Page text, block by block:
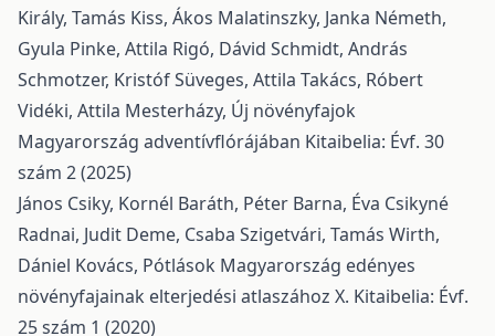
Király, Tamás Kiss, Ákos Malatinszky, Janka Németh,
Gyula Pinke, Attila Rigó, Dávid Schmidt, András
Schmotzer, Kristóf Süveges, Attila Takács, Róbert
Vidéki, Attila Mesterházy, Új növényfajok
Magyarország adventívflórájában Kitaibelia: Évf. 30
szám 2 (2025)
János Csiky, Kornél Baráth, Péter Barna, Éva Csikyné
Radnai, Judit Deme, Csaba Szigetvári, Tamás Wirth,
Dániel Kovács, Pótlások Magyarország edényes
növényfajainak elterjedési atlaszához X. Kitaibelia: Évf.
25 szám 1 (2020)